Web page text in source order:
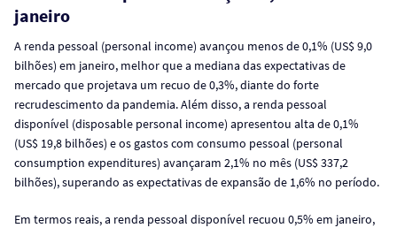
janeiro
A renda pessoal (personal income) avançou menos de 0,1% (US$ 9,0
bilhões) em janeiro, melhor que a mediana das expectativas de
mercado que projetava um recuo de 0,3%, diante do forte
recrudescimento da pandemia. Além disso, a renda pessoal
disponível (disposable personal income) apresentou alta de 0,1%
(US$ 19,8 bilhões) e os gastos com consumo pessoal (personal
consumption expenditures) avançaram 2,1% no mês (US$ 337,2
bilhões), superando as expectativas de expansão de 1,6% no período.
Em termos reais, a renda pessoal disponível recuou 0,5% em janeiro,